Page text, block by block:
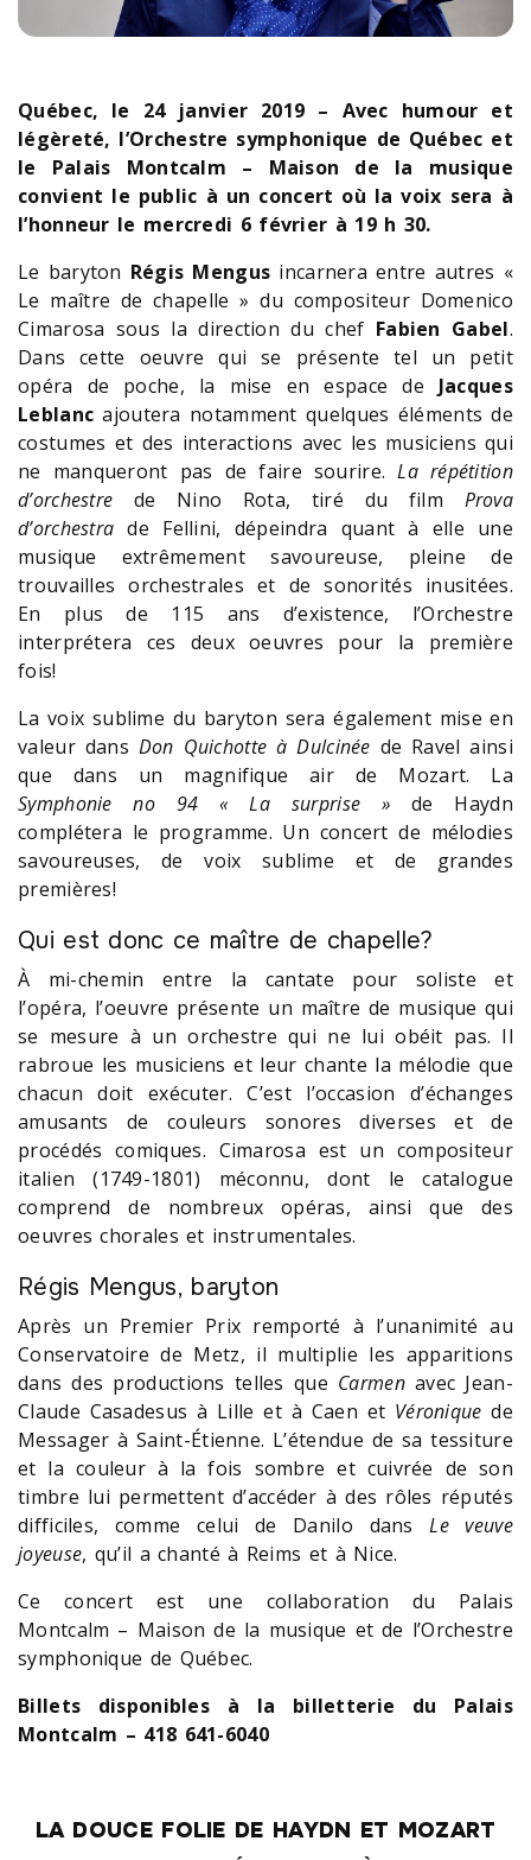
Québec, le 24 janvier 2019 – Avec humour et
légèreté, l’Orchestre symphonique de Québec et
le Palais Montcalm – Maison de la musique
convient le public à un concert où la voix sera à
l’honneur le mercredi 6 février à 19 h 30.
Le baryton Régis Mengus incarnera entre autres «
Le maître de chapelle » du compositeur Domenico
Cimarosa sous la direction du chef Fabien Gabel.
Dans cette oeuvre qui se présente tel un petit
opéra de poche, la mise en espace de Jacques
Leblanc ajoutera notamment quelques éléments de
costumes et des interactions avec les musiciens qui
ne manqueront pas de faire sourire.La répétition
d’orchestre de Nino Rota, tiré du film Prova
d’orchestrade Fellini, dépeindra quant à elle une
musique extrêmement savoureuse, pleine de
trouvailles orchestrales et de sonorités inusitées.
En plus de 115 ans d’existence, l’Orchestre
interprétera ces deux oeuvres pour la première
fois!
La voix sublime du baryton sera également mise en
valeur dans Don Quichotte à Dulcinée de Ravel ainsi
que dans un magnifique air de Mozart. La
Symphonie no 94 « La surprise »de Haydn
complétera le programme. Un concert de mélodies
savoureuses, de voix sublime et de grandes
premières!
Qui est donc ce maître de chapelle?
À mi-chemin entre la cantate pour soliste et
l’opéra, l’oeuvre présente un maître de musique qui
se mesure à un orchestre qui ne lui obéit pas. Il
rabroue les musiciens et leur chante la mélodie que
chacun doit exécuter. C’est l’occasion d’échanges
amusants de couleurs sonores diverses et de
procédés comiques. Cimarosa est un compositeur
italien (1749-1801) méconnu, dont le catalogue
comprend de nombreux opéras, ainsi que des
oeuvres chorales et instrumentales.
Régis Mengus, baryton
Après un Premier Prix remporté à l’unanimité au
Conservatoire de Metz, il multiplie les apparitions
dans des productions telles que Carmenavec Jean-
Claude Casadesus à Lille et à Caen et Véroniquede
Messager à Saint-Étienne. L’étendue de sa tessiture
et la couleur à la fois sombre et cuivrée de son
timbre lui permettent d’accéder à des rôles réputés
difficiles, comme celui de Danilo dansLe veuve
joyeuse, qu’il a chanté à Reims et à Nice.
Ce concert est une collaboration du Palais
Montcalm – Maison de la musique et de l’Orchestre
symphonique de Québec.
Billets disponibles à la billetterie du Palais
Montcalm – 418 641-6040
LA DOUCE FOLIE DE HAYDN ET MOZART